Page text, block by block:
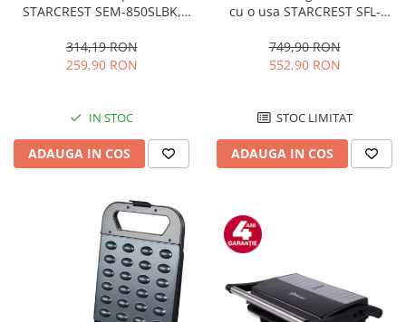
STARCREST SEM-850SLBK,
detasabil 1.5L, dispozitiv
spumare, filtru dublu din
314,19 RON
259,90 RON
IN STOC
ADAUGA IN COS
cu o usa STARCREST SFL-
92L, Iluminare interioara,H 83
cm, Alb
749,90 RON
552,90 RON
STOC LIMITAT
ADAUGA IN COS